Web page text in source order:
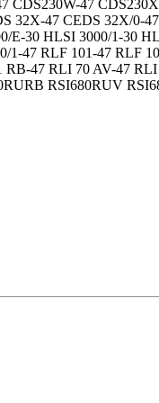
CDS230W-47
32X-47 CEDS 32X/
30 HLSI 3000/1-30
47 RLF 101-47 RLF
47 RLI 70 AV-47
RSI680RUV